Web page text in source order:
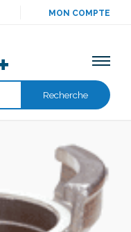
MON COMPTE
Recherche